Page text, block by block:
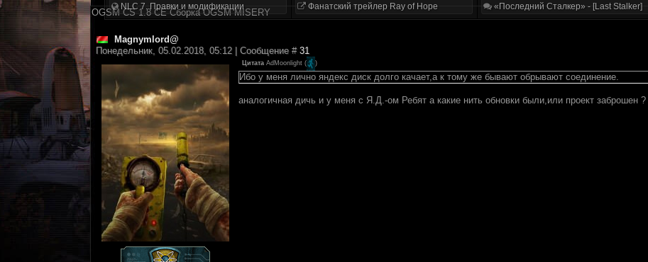
NLC 7. Правки и модификации
Фанатский трейлер Ray of Hope
«Последний Сталкер» - [Last Stalker]
OGSM CS 1.8 CE Сборка OGSM MISERY
Magnymlord@
Понедельник, 05.02.2018, 05:12 | Сообщение # 31
Цитата AdMoonlight ( )
Ибо у меня лично яндекс диск долго качает,а к тому же бывают обрывают соединение.
аналогичная дичь и у меня с Я.Д.-ом Ребят а какие нить обновки были,или проект заброшен ?